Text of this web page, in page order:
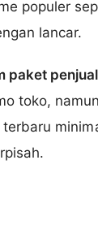
populer
lancar.
paket
toko,